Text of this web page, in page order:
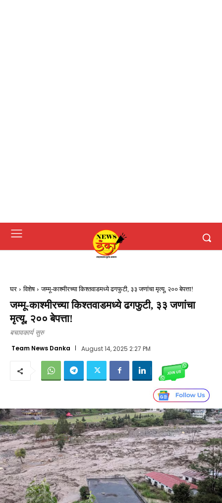
घर विशेष जम्मू-काश्मीरच्या किश्तवाडमध्ये ढगफुटी, ३३ जणांचा मृत्यू, २०० बेपत्ता!
जम्मू-काश्मीरच्या किश्तवाडमध्ये ढगफुटी, ३३ जणांचा
मृत्यू, २०० बेपत्ता!
बचावकार्य सुरु
Team News Danka August 14, 2025 2:27 PM